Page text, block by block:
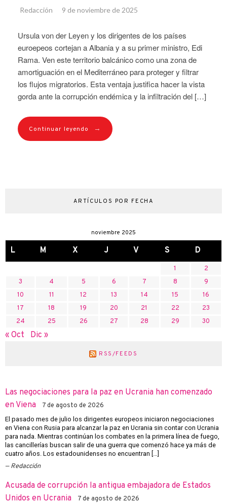
Redacción 9 de noviembre de 2025
Ursula von der Leyen y los dirigentes de los países
euroepeos cortejan a Albania y a su primer ministro, Edi
Rama. Ven este territorio balcánico como una zona de
amortiguación en el Mediterráneo para proteger y filtrar
los flujos migratorios. Esta ventaja justifica hacer la vista
gorda ante la corrupción endémica y la infiltración del […]
Continuar leyendo →
ARTÍCULOS POR FECHA
noviembre 2025
L M X J V S D
1
2
3
4 5 6 7 8
9
10
11 12 13 14 15
16
17
18 19 20 21 22
23
24
25 26 27 28 29 30
« Oct Dic »
RSS/FEEDS
Las negociaciones para la paz en Ucrania han comenzado
en Viena
7 de agosto de 2026
El pasado mes de julio los dirigentes europeos iniciaron negociaciones
en Viena con Rusia para alcanzar la paz en Ucrania sin contar con Ucrania
para nada. Mientras continúan los combates en la primera línea de fuego,
las cancillerías buscan salir de una guerra que comenzó hace ya más de
cuatro años. Los estadounidenses no encuentran […]
Redacción
Acusada de corrupción la antigua embajadora de Estados
Unidos en Ucrania
7 de agosto de 2026